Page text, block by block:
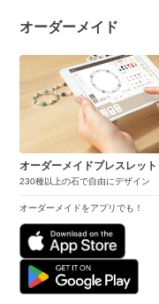
オーダーメイド
オーダーメイドブレスレット
230種以上の石で自由にデザイン
オーダーメイドをアプリでも！